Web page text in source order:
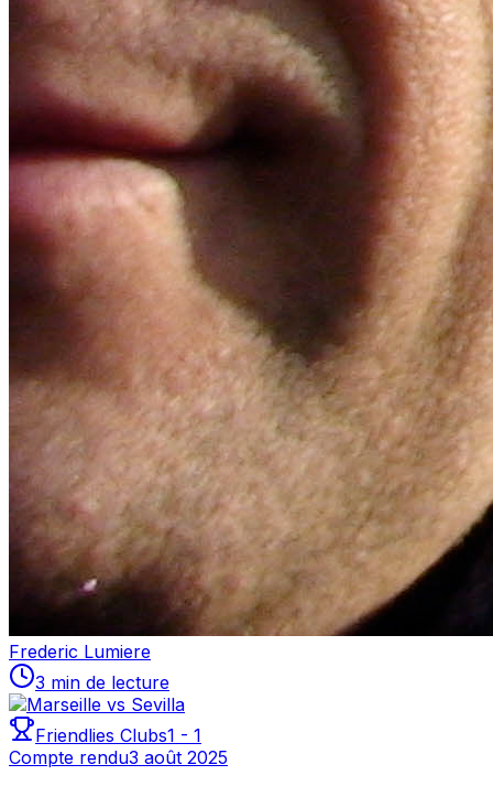
Frederic Lumiere
3 min de lecture
Friendlies Clubs1 - 1
Compte rendu3 août 2025